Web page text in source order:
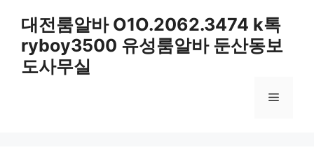
대전룸알바 O1O.2062.3474 k톡
ryboy3500 유성룸알바 둔산동보
도사무실
메